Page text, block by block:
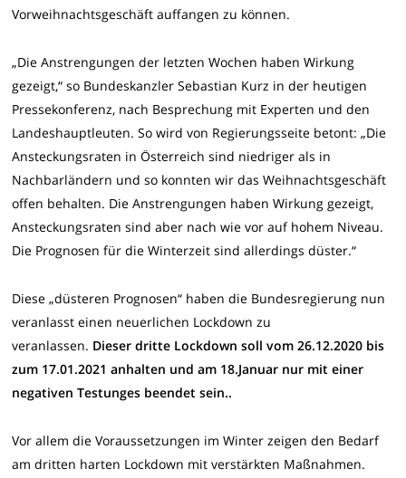
Vorweihnachtsgeschäft auffangen zu können.
„Die Anstrengungen der letzten Wochen haben Wirkung
gezeigt,“ so Bundeskanzler Sebastian Kurz in der heutigen
Pressekonferenz, nach Besprechung mit Experten und den
Landeshauptleuten. So wird von Regierungsseite betont: „Die
Ansteckungsraten in Österreich sind niedriger als in
Nachbarländern und so konnten wir das Weihnachtsgeschäft
offen behalten. Die Anstrengungen haben Wirkung gezeigt,
Ansteckungsraten sind aber nach wie vor auf hohem Niveau.
Die Prognosen für die Winterzeit sind allerdings düster.“
Diese „düsteren Prognosen“ haben die Bundesregierung nun
veranlasst einen neuerlichen Lockdown zu
veranlassen. Dieser dritte Lockdown soll vom 26.12.2020 bis
zum 17.01.2021 anhalten und am 18.Januar nur mit einer
negativen Testunges beendet sein..
Vor allem die Voraussetzungen im Winter zeigen den Bedarf
am dritten harten Lockdown mit verstärkten Maßnahmen.